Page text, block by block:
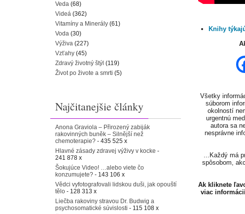
Knihy
Všetky
súborom
okolností
urgentnú
autora sa
nesprávne
...Každý má
spôsobom,
Ak kliknete
viac
Veda (68)
Videá (362)
Vitamíny a Minerály (61)
Voda (30)
Výživa (227)
Vzťahy (45)
Zdravý životný štýl (119)
Život po živote a smrti (5)
Najčitanejšie články
Anona Graviola – Přirozený zabiják
rakovinných buněk – Silnější než
chemoterapie? - 435 525 x
Hlavné zásady zdravej výživy v kocke -
241 878 x
Šokujúce Video! …alebo viete čo
konzumujete? - 143 106 x
Vědci vyfotografovali lidskou duši, jak opouští
tělo - 128 313 x
Liečba rakoviny stravou Dr. Budwig a
psychosomatické súvislosti - 115 108 x